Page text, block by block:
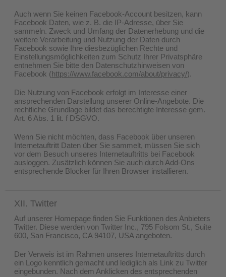
Auch wenn Sie keinen Facebook-Account besitzen, kann
Facebook Daten, wie z. B. die IP-Adresse, über Sie
sammeln. Zweck und Umfang der Datenerhebung und die
weitere Verarbeitung und Nutzung der Daten durch
Facebook sowie Ihre diesbezüglichen Rechte und
Einstellungsmöglichkeiten zum Schutz Ihrer Privatsphäre
entnehmen Sie bitte den Datenschutzhinweisen von
Facebook (https://www.facebook.com/about/privacy/).
Die Nutzung von Facebook erfolgt im Interesse einer
ansprechenden Darstellung unserer Online-Angebote. Die
rechtliche Grundlage bildet das berechtigte Interesse gem.
Art. 6 Abs. 1 lit. f DSGVO.
Wenn Sie nicht möchten, dass Facebook über unseren
Internetauftritt Daten über Sie sammelt, müssen Sie sich
vor dem Besuch unseres Internetauftritts bei Facebook
ausloggen. Zusätzlich können Sie auch durch Add-Ons
entsprechende Blocker für Ihren Browser installieren.
XII. Twitter
Auf unserer Homepage finden Sie Funktionen des Anbieters
Twitter. Diese werden von Twitter Inc., 795 Folsom St., Suite
600, San Francisco, CA 94107, USA angeboten.
Der Verweis ist im Rahmen unseres Internetauftritts durch
ein Logo kenntlich gemacht und lediglich als Link zu Twitter
eingebunden. Nach dem Anklicken des entsprechenden